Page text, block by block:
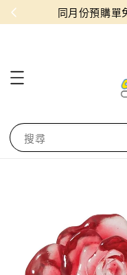
！ 同月份預購單
搜尋